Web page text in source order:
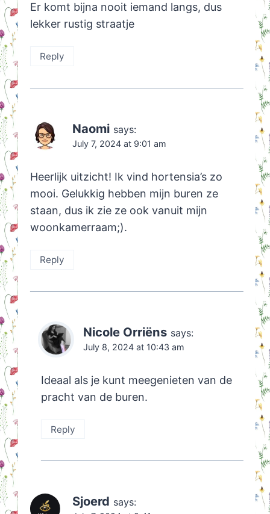
Er komt bijna nooit iemand langs, dus
lekker rustig straatje
Reply
Naomi says:
July 7, 2024 at 9:01 am
Heerlijk uitzicht! Ik vind hortensia’s zo
mooi. Gelukkig hebben mijn buren ze
staan, dus ik zie ze ook vanuit mijn
woonkamerraam;).
Reply
Nicole Orriëns says:
July 8, 2024 at 10:43 am
Ideaal als je kunt meegenieten van de
pracht van de buren.
Reply
Sjoerd says: